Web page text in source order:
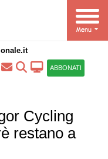
ABBONATI
Cycling
restano a